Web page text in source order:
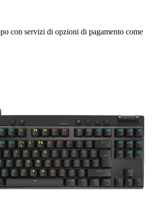
con servizi di opzioni di pagamento come